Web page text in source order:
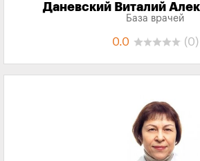
Даневский Виталий
База врачей
0.0 (0)